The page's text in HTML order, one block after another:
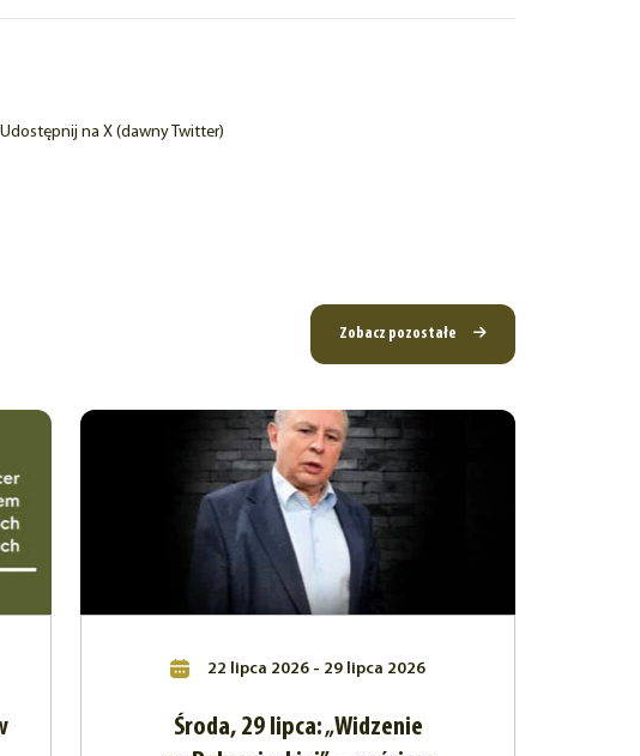
Udostępnij na X (dawny Twitter)
Zobacz pozostałe
22 lipca 2026 - 29 lipca 2026
Środa, 29 lipca: „Widzenie